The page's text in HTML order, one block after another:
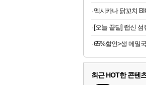
최근 HOT한 콘텐